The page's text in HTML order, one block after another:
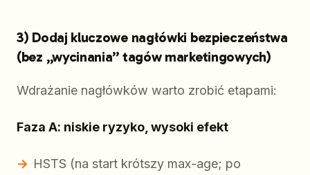
3) Dodaj kluczowe nagłówki bezpieczeństwa
(bez „wycinania” tagów marketingowych)
Wdrażanie nagłówków warto zrobić etapami:
Faza A: niskie ryzyko, wysoki efekt
HSTS (na start krótszy max-age; po